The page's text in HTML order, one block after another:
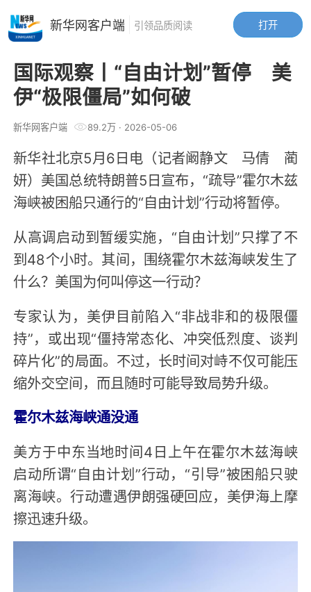
国际观察丨“自由计划”暂停 美
伊“极限僵局”如何破
新华网客户端 89.2万· 2026-05-06
新华社北京5月6日电（记者阚静文 马倩 蔺
妍）美国总统特朗普5日宣布，“疏导”霍尔木兹
海峡被困船只通行的“自由计划”行动将暂停。
从高调启动到暂缓实施，“自由计划”只撑了不
到48个小时。其间，围绕霍尔木兹海峡发生了
什么？美国为何叫停这一行动？
专家认为，美伊目前陷入“非战非和的极限僵
持”，或出现“僵持常态化、冲突低烈度、谈判
碎片化”的局面。不过，长时间对峙不仅可能压
缩外交空间，而且随时可能导致局势升级。
霍尔木兹海峡通没通
美方于中东当地时间4日上午在霍尔木兹海峡
启动所谓“自由计划”行动，“引导”被困船只驶
离海峡。行动遭遇伊朗强硬回应，美伊海上摩
擦迅速升级。
打开
新华网客户端 引领品质阅读